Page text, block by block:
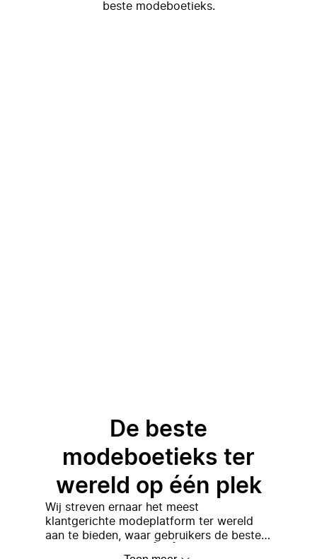
beste modeboetieks.
De beste
modeboetieks ter
wereld op één plek
Wij streven ernaar het meest
klantgerichte modeplatform ter wereld
aan te bieden, waar gebruikers de beste